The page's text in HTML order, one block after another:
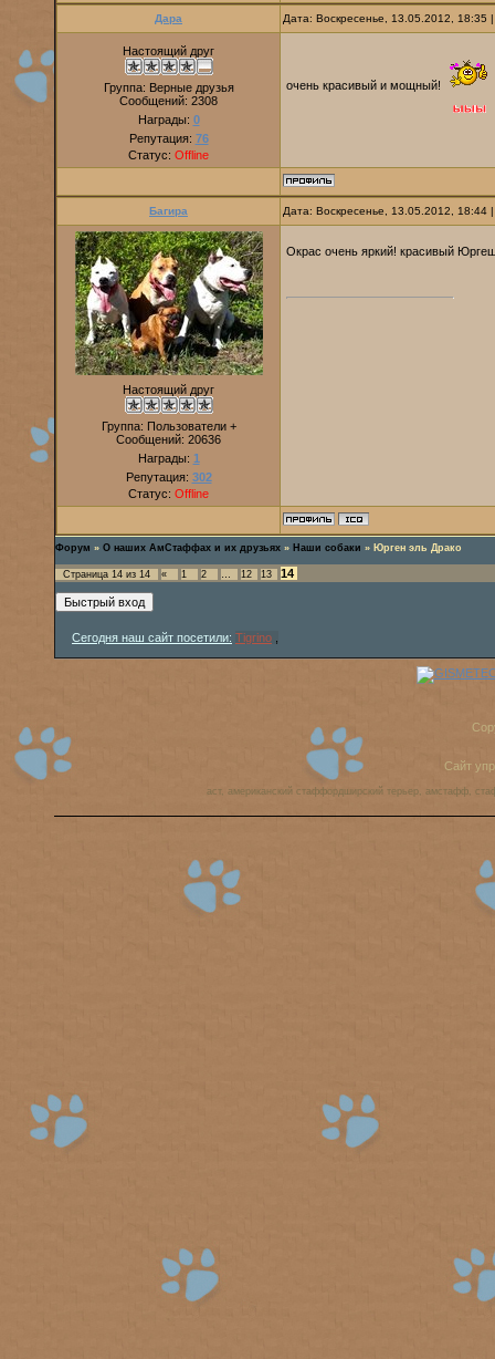
Дара Дата: Воскресенье, 13.05.2012,
Настоящий друг
Группа: Верные друзья
Сообщений: 2308
Награды: 0
Репутация: 76
Статус: Offline
очень красивый и мощный!
Багира Дата: Воскресенье, 13.05.2012,
Настоящий друг
Группа: Пользователи +
Сообщений: 20636
Награды: 1
Репутация: 302
Статус: Offline
Окрас очень яркий! красивый
Форум » О наших АмСтаффах и их друзьях » Наши собаки » Юрген эль Драко
Страница 14 из 14 « 1 2 … 12 13 14
Сегодня наш сайт посетили: Tigrino
Сайт
аст, американский стаффордширский терьер, амстафф,